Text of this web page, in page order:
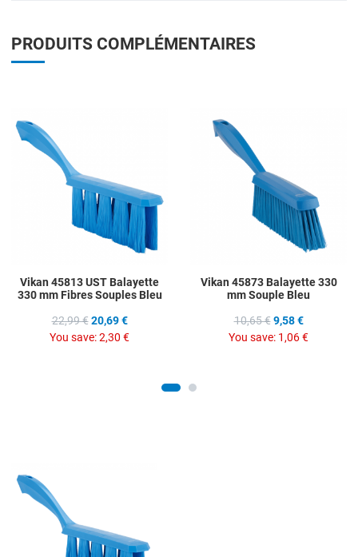
PRODUITS COMPLÉMENTAIRES
Add to Wishlist
Add to Compare
Vikan 45813 UST Balayette
330 mm Fibres Souples Bleu
22,99 € 20,69 €
You save:2,30 €
Vikan 45873 Balayette 330
mm Souple Bleu
10,65 € 9,58 €
You save: 1,06 €